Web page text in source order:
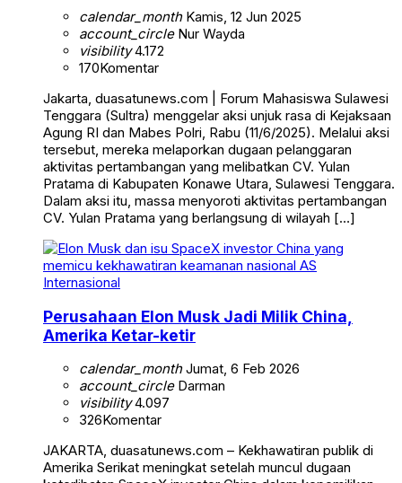
calendar_monthKamis, 12 Jun 2025
account_circleNur Wayda
visibility4.172
170Komentar
Jakarta, duasatunews.com | Forum Mahasiswa Sulawesi
Tenggara (Sultra) menggelar aksi unjuk rasa di Kejaksaan
Agung RI dan Mabes Polri, Rabu (11/6/2025). Melalui aksi
tersebut, mereka melaporkan dugaan pelanggaran
aktivitas pertambangan yang melibatkan CV. Yulan
Pratama di Kabupaten Konawe Utara, Sulawesi Tenggara.
Dalam aksi itu, massa menyoroti aktivitas pertambangan
CV. Yulan Pratama yang berlangsung di wilayah […]
Internasional
Perusahaan Elon Musk Jadi Milik China,
Amerika Ketar-ketir
calendar_monthJumat, 6 Feb 2026
account_circleDarman
visibility4.097
326Komentar
JAKARTA, duasatunews.com – Kekhawatiran publik di
Amerika Serikat meningkat setelah muncul dugaan